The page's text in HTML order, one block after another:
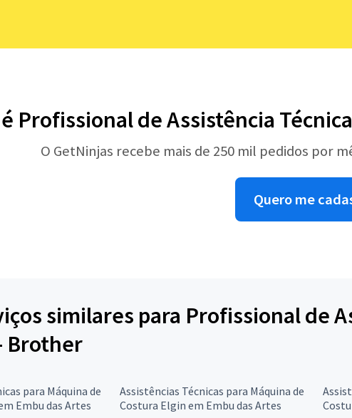
Profissional de Assistência
O GetNinjas recebe mais de 250 mil pedidos por
Quero me
similares para Profissional de
Brother
para Máquina de
Embu das Artes
Assistências Técnicas para Máquina de
Costura Elgin em Embu das Artes